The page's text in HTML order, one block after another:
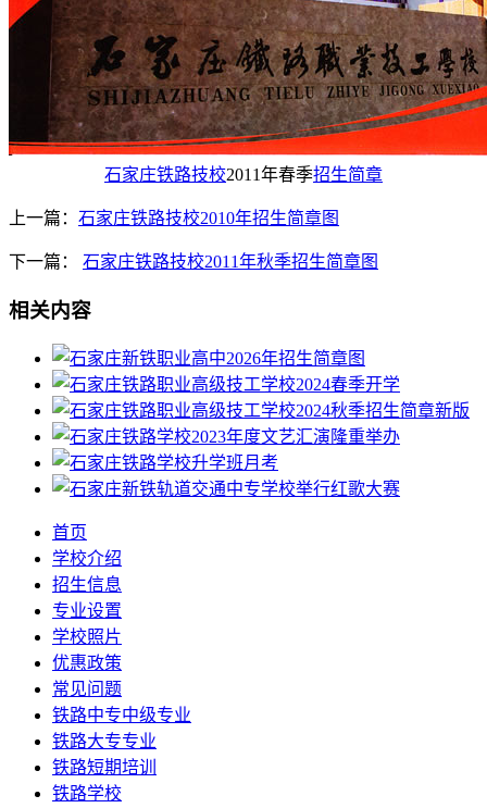
石家庄铁路技校2011年春季招生简章
上一篇： 石家庄铁路技校2010年招生简章图
下一篇： 石家庄铁路技校2011年秋季招生简章图
相关内容
首页
学校介绍
招生信息
专业设置
学校照片
优惠政策
常见问题
铁路中专中级专业
铁路大专专业
铁路短期培训
铁路学校